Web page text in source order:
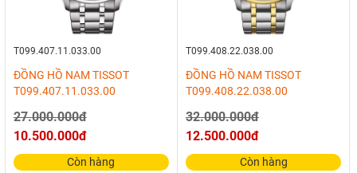
T099.407.11.033.00
ĐỒNG HỒ NAM TISSOT
T099.407.11.033.00
27.000.000đ
10.500.000đ
Còn hàng
T099.408.22.038.00
ĐỒNG HỒ NAM TISSOT
T099.408.22.038.00
32.000.000đ
12.500.000đ
Còn hàng